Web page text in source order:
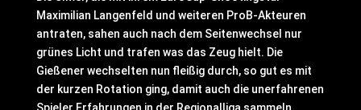
Maximilian Langenfeld und weiteren ProB-Akteuren
antraten, sahen auch nach dem Seitenwechsel nur
grünes Licht und trafen was das Zeug hielt. Die
Gießener wechselten nun fleißig durch, so gut es mit
der kurzen Rotation ging, damit auch die unerfahrenen